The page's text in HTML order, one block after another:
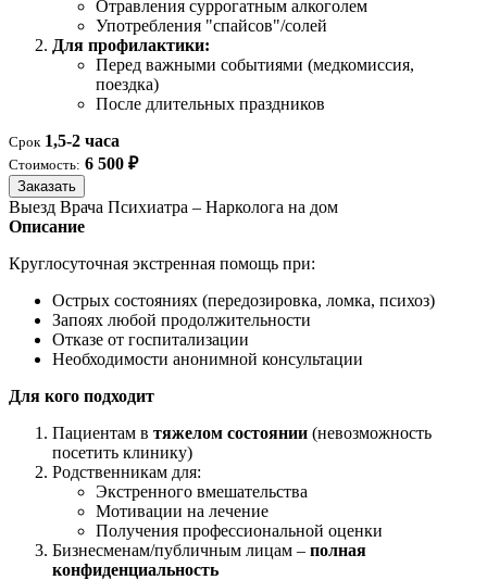
Отравления суррогатным алкоголем
Употребления "спайсов"/солей
Для профилактики:
Перед важными событиями (медкомиссия,
поездка)
После длительных праздников
Срок 1,5-2 часа
Стоимость: 6 500 ₽
Заказать
Выезд Врача Психиатра – Нарколога на дом
Описание
Круглосуточная экстренная помощь при:
Острых состояниях (передозировка, ломка, психоз)
Запоях любой продолжительности
Отказе от госпитализации
Необходимости анонимной консультации
Для кого подходит
Пациентам в тяжелом состоянии (невозможность
посетить клинику)
Родственникам для:
Экстренного вмешательства
Мотивации на лечение
Получения профессиональной оценки
Бизнесменам/публичным лицам – полная
конфиденциальность